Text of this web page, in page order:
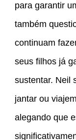
para garantir
também
continuam
seus filhos já
sustentar. Neil
jantar ou
alegando que